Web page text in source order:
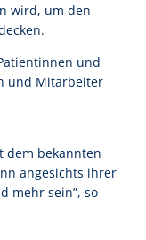
wird, um den
und
und Mitarbeiter
dem bekannten
angesichts ihrer
mehr sein”, so